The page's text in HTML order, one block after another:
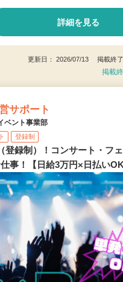
詳細を見る
更新日： 2026/07/13 掲載終
掲載
サポート
ベント事業部
登録制
登録制）！コンサート・フ
事！【日給3万円×日払いOK